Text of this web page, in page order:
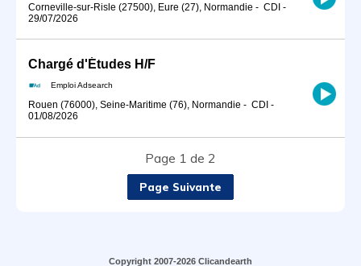
Corneville-sur-Risle (27500), Eure (27), Normandie - CDI -
29/07/2026
Chargé d'Études H/F
Emploi Adsearch
Rouen (76000), Seine-Maritime (76), Normandie - CDI -
01/08/2026
Page 1 de 2
Page Suivante
Copyright 2007-2026 Clicandearth